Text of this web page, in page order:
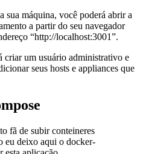
sua máquina, você poderá abrir a
a partir do seu navegador
“http://localhost:3001”.
criar um usuário administrativo e
seus hosts e appliances que
fã de subir conteineres
eu deixo aqui o docker-